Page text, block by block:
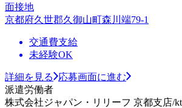
面接地
京都府久世郡久御山町森川端79-1
交通費支給
未経験OK
詳細を見る
応募画面に進む
派遣労働者
株式会社ジャパン・リリーフ 京都支店/